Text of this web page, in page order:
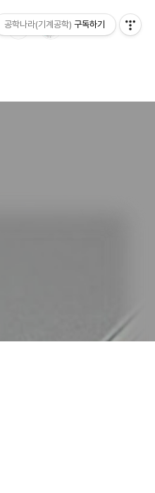
공학나라(기계공학) 구독하기